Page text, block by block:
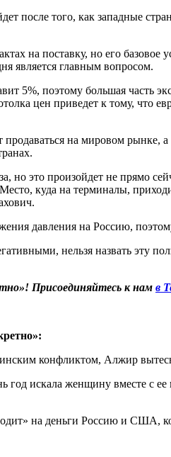
после того, как западные
на поставку, но его
является главным вопросом.
5%, поэтому большая часть
цен приведет к тому, что
на мировом
но это произойдет не прямо
куда на терминалы,
давления на Россию,
нельзя назвать эту
Присоединяйтесь к нам в
конфликтом, Алжир
год искала женщину вместе с
на деньги Россию и США,